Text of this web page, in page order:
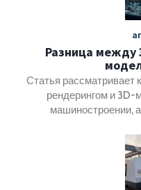
Однако с развитием
как воздействие на
обучении
будут рассмотрены
потенциал
Разница между
Статья
рендерингом и 3D-
машиностроении,
моделей. Акцент
принципов каждой
применении в отрасли.
моделирование